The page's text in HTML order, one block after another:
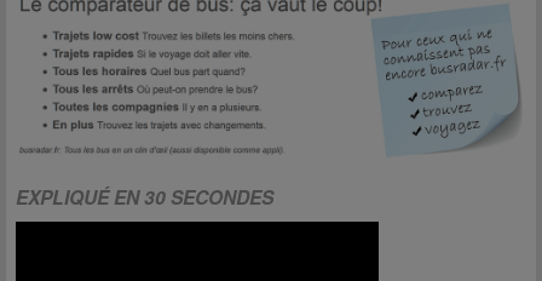
EXPLIQUÉ EN 30 SECONDES